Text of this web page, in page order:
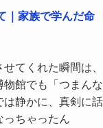
｜家族で学んだ命
てくれた瞬間は、
館でも「つまんな
は静かに、真剣に話
っちゃったん